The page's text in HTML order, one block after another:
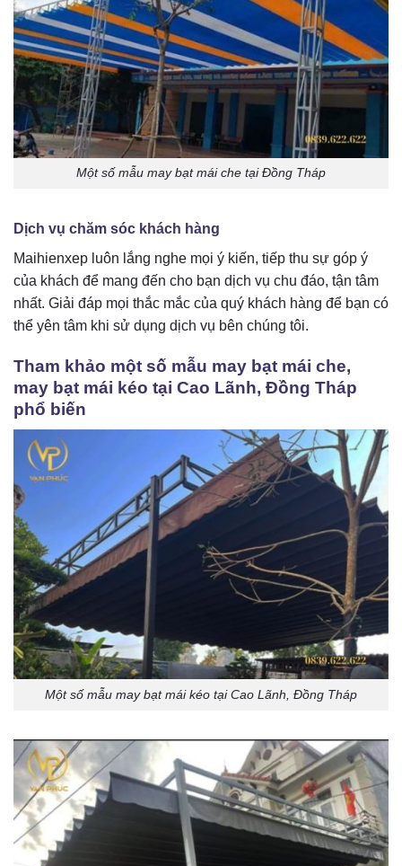
Một số mẫu may bạt mái che tại Đồng Tháp
Dịch vụ chăm sóc khách hàng
Maihienxep luôn lắng nghe mọi ý kiến, tiếp thu sự góp ý
của khách để mang đến cho bạn dịch vụ chu đáo, tận tâm
nhất. Giải đáp mọi thắc mắc của quý khách hàng để bạn có
thể yên tâm khi sử dụng dịch vụ bên chúng tôi.
Tham khảo một số mẫu may bạt mái che,
may bạt mái kéo tại Cao Lãnh, Đồng Tháp
phổ biến
Một số mẫu may bạt mái kéo tại Cao Lãnh, Đồng Tháp